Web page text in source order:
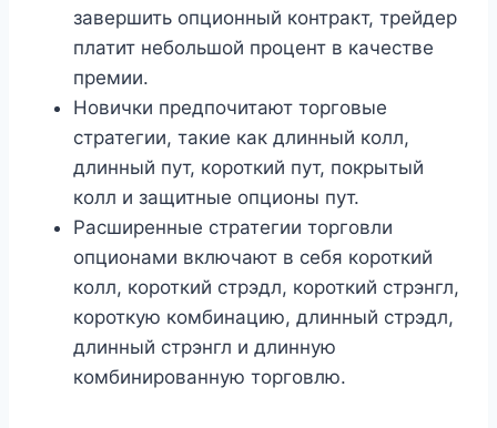
завершить опционный контракт, трейдер
платит небольшой процент в качестве
премии.
Новички предпочитают торговые
стратегии, такие как длинный колл,
длинный пут, короткий пут, покрытый
колл и защитные опционы пут.
Расширенные стратегии торговли
опционами включают в себя короткий
колл, короткий стрэдл, короткий стрэнгл,
короткую комбинацию, длинный стрэдл,
длинный стрэнгл и длинную
комбинированную торговлю.